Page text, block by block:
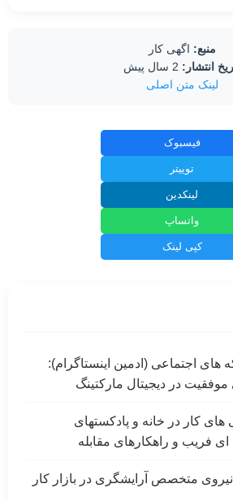
منبع: اگهی کار
انتشار:
لینک متن اصلی
فیسبوک
توییتر
لینکدین
واتساپ
کپی لینک
های اجتماعی (ادمین اینستاگرام):
موفقیت در دیجیتال مارکتینگ
های کار در خانه و پادکستهای
فریب و راهکارهای مقابله
متخصص آرایشگری در بازار کار